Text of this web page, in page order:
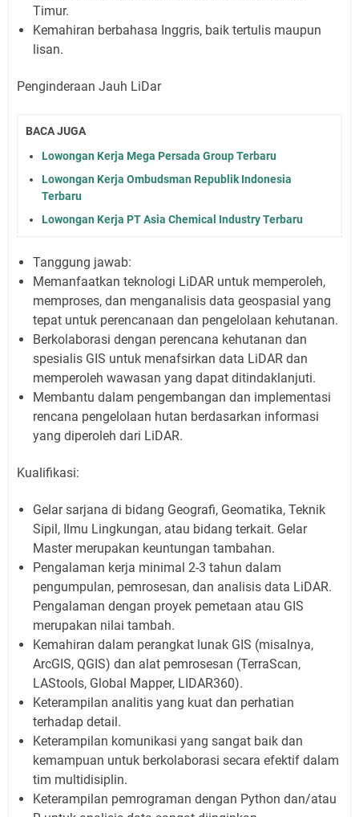
Timur.
Kemahiran berbahasa Inggris, baik tertulis maupun
lisan.
Penginderaan Jauh LiDar
BACA JUGA
Lowongan Kerja Mega Persada Group Terbaru
Lowongan Kerja Ombudsman Republik Indonesia
Terbaru
Lowongan Kerja PT Asia Chemical Industry Terbaru
Tanggung jawab:
Memanfaatkan teknologi LiDAR untuk memperoleh,
memproses, dan menganalisis data geospasial yang
tepat untuk perencanaan dan pengelolaan kehutanan.
Berkolaborasi dengan perencana kehutanan dan
spesialis GIS untuk menafsirkan data LiDAR dan
memperoleh wawasan yang dapat ditindaklanjuti.
Membantu dalam pengembangan dan implementasi
rencana pengelolaan hutan berdasarkan informasi
yang diperoleh dari LiDAR.
Kualifikasi:
Gelar sarjana di bidang Geografi, Geomatika, Teknik
Sipil, Ilmu Lingkungan, atau bidang terkait. Gelar
Master merupakan keuntungan tambahan.
Pengalaman kerja minimal 2-3 tahun dalam
pengumpulan, pemrosesan, dan analisis data LiDAR.
Pengalaman dengan proyek pemetaan atau GIS
merupakan nilai tambah.
Kemahiran dalam perangkat lunak GIS (misalnya,
ArcGIS, QGIS) dan alat pemrosesan (TerraScan,
LAStools, Global Mapper, LIDAR360).
Keterampilan analitis yang kuat dan perhatian
terhadap detail.
Keterampilan komunikasi yang sangat baik dan
kemampuan untuk berkolaborasi secara efektif dalam
tim multidisiplin.
Keterampilan pemrograman dengan Python dan/atau